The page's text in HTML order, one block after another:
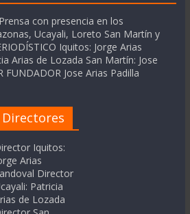
con presencia en los
Ucayali, Loreto San Martín y
Iquitos: Jorge Arias
Arias de Lozada San Martín: Jose
FUNDADOR Jose Arias Padilla
Directores
Iquitos:
Arias
Director
Patricia
de Lozada